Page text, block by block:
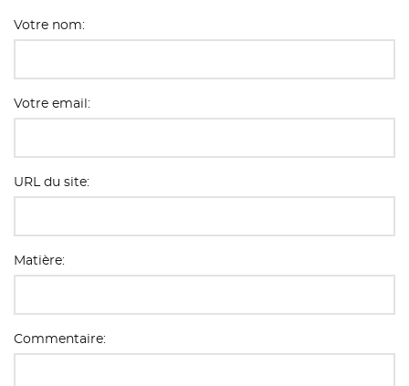
Votre nom:
Votre email:
URL du site:
Matière:
Commentaire: